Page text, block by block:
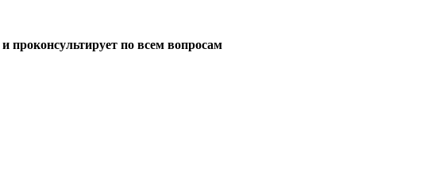
и проконсультирует по всем вопросам